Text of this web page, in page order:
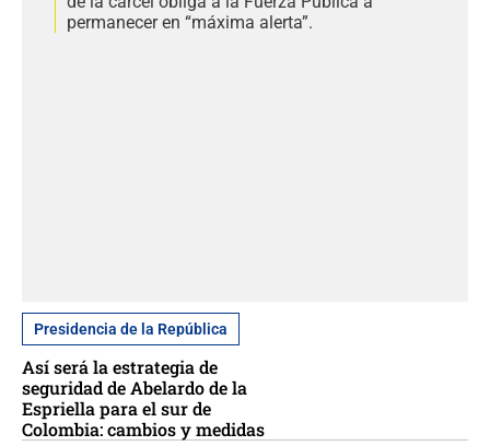
permanecer en “máxima alerta”.
Presidencia de la República
Así será la estrategia de
seguridad de Abelardo de la
Espriella para el sur de
Colombia: cambios y medidas